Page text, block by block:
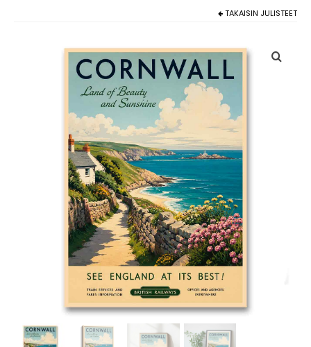
TAKAISIN JULISTEET